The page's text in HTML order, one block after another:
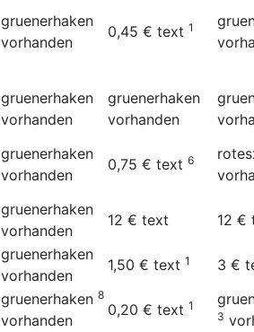
gruenerhaken
vorhanden
0,45 € text 1
gruenerhaken
vorhanden
gruenerhaken
vorhanden
gruenerhaken
vorhanden
0,75 € text 6
gruenerhaken
vorhanden
12 € text 12 €
gruenerhaken
vorhanden
1,50 € text 1 3 €
gruenerhaken 8
vorhanden
0,20 € text 1
3